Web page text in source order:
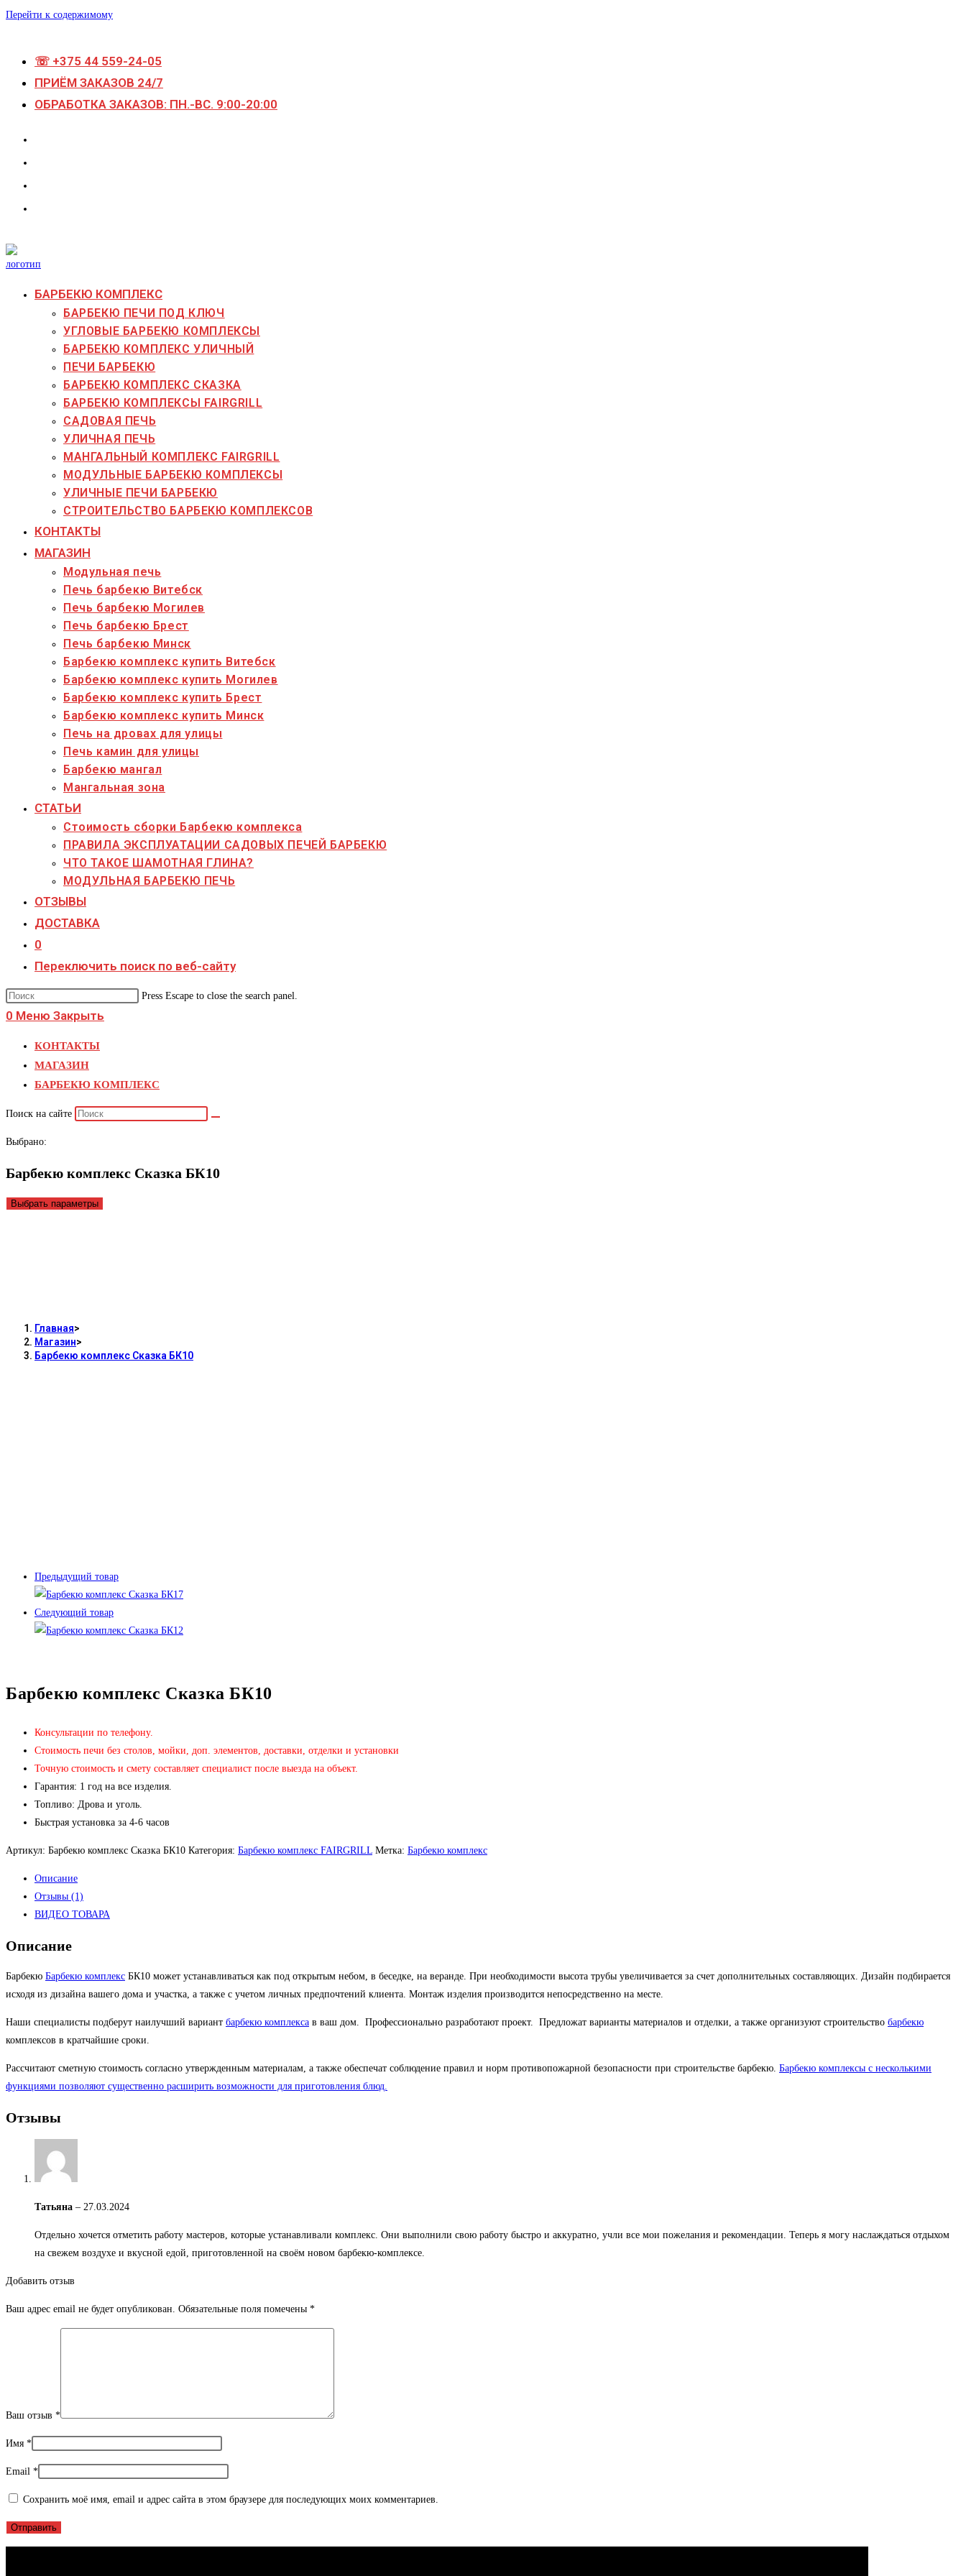
Перейти к содержимому
☏ +375 44 559-24-05
ПРИЁМ ЗАКАЗОВ 24/7
ОБРАБОТКА ЗАКАЗОВ: ПН.-ВС. 9:00-20:00
БАРБЕКЮ КОМПЛЕКС
БАРБЕКЮ ПЕЧИ ПОД КЛЮЧ
УГЛОВЫЕ БАРБЕКЮ КОМПЛЕКСЫ
БАРБЕКЮ КОМПЛЕКС УЛИЧНЫЙ
ПЕЧИ БАРБЕКЮ
БАРБЕКЮ КОМПЛЕКС СКАЗКА
БАРБЕКЮ КОМПЛЕКСЫ FAIRGRILL
САДОВАЯ ПЕЧЬ
УЛИЧНАЯ ПЕЧЬ
МАНГАЛЬНЫЙ КОМПЛЕКС FAIRGRILL
МОДУЛЬНЫЕ БАРБЕКЮ КОМПЛЕКСЫ
УЛИЧНЫЕ ПЕЧИ БАРБЕКЮ
СТРОИТЕЛЬСТВО БАРБЕКЮ КОМПЛЕКСОВ
КОНТАКТЫ
МАГАЗИН
Модульная печь
Печь барбекю Витебск
Печь барбекю Могилев
Печь барбекю Брест
Печь барбекю Минск
Барбекю комплекс купить Витебск
Барбекю комплекс купить Могилев
Барбекю комплекс купить Брест
Барбекю комплекс купить Минск
Печь на дровах для улицы
Печь камин для улицы
Барбекю мангал
Мангальная зона
СТАТЬИ
Стоимость сборки Барбекю комплекса
ПРАВИЛА ЭКСПЛУАТАЦИИ САДОВЫХ ПЕЧЕЙ БАРБЕКЮ
ЧТО ТАКОЕ ШАМОТНАЯ ГЛИНА?
МОДУЛЬНАЯ БАРБЕКЮ ПЕЧЬ
ОТЗЫВЫ
ДОСТАВКА
0
Переключить поиск по веб-сайту
Press Escape to close the search panel.
0 Меню Закрыть
КОНТАКТЫ
МАГАЗИН
БАРБЕКЮ КОМПЛЕКС
Поиск на сайте
Выбрано:
Барбекю комплекс Сказка БК10
Выбрать параметры
Главная>
Магазин>
Барбекю комплекс Сказка БК10
Предыдущий товар
Следующий товар
Барбекю комплекс Сказка БК10
Консультации по телефону.
Стоимость печи без столов, мойки, доп. элементов, доставки, отделки и установки
Точную стоимость и смету составляет специалист после выезда на объект.
Гарантия: 1 год на все изделия.
Топливо: Дрова и уголь.
Быстрая установка за 4-6 часов
Артикул: Барбекю комплекс Сказка БК10 Категория: Барбекю комплекс FAIRGRILL Метка: Барбекю комплекс
Описание
Отзывы (1)
ВИДЕО ТОВАРА
Описание
Барбекю Барбекю комплекс БК10 может устанавливаться как под открытым небом, в беседке, на веранде. При необходимости высота трубы увеличивается за счет дополнительных составляющих. Дизайн подбирается
исходя из дизайна вашего дома и участка, а также с учетом личных предпочтений клиента. Монтаж изделия производится непосредственно на месте.
Наши специалисты подберут наилучший вариант барбекю комплекса в ваш дом. Профессионально разработают проект. Предложат варианты материалов и отделки, а также организуют строительство барбекю
комплексов в кратчайшие сроки.
Рассчитают сметную стоимость согласно утвержденным материалам, а также обеспечат соблюдение правил и норм противопожарной безопасности при строительстве барбекю. Барбекю комплексы с несколькими
функциями позволяют существенно расширить возможности для приготовления блюд.
Отзывы
Татьяна – 27.03.2024
Отдельно хочется отметить работу мастеров, которые устанавливали комплекс. Они выполнили свою работу быстро и аккуратно, учли все мои пожелания и рекомендации. Теперь я могу наслаждаться отдыхом
на свежем воздухе и вкусной едой, приготовленной на своём новом барбекю-комплексе.
Добавить отзыв
Ваш адрес email не будет опубликован. Обязательные поля помечены *
Ваш отзыв *
Имя *
Email *
Сохранить моё имя, email и адрес сайта в этом браузере для последующих моих комментариев.